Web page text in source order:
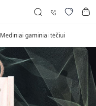
Mediniai gaminiai tėčiui